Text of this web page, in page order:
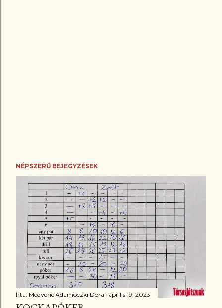
NÉPSZERŰ BEJEGYZÉSEK
Írta: Medvéné Adamóczki Dóra április 19, 2023